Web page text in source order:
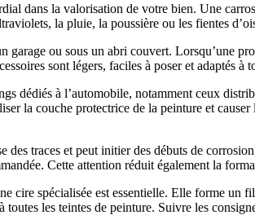
dans la valorisation de votre bien. Une
la pluie, la poussière ou les fientes
ou sous un abri couvert. Lorsqu’une
sont légers, faciles à poser et adaptés à
dédiés à l’automobile, notamment ceux
la couche protectrice de la peinture et
des traces et peut initier des débuts de
Cette attention réduit également la
cire spécialisée est essentielle. Elle forme un
toutes les teintes de peinture. Suivre les